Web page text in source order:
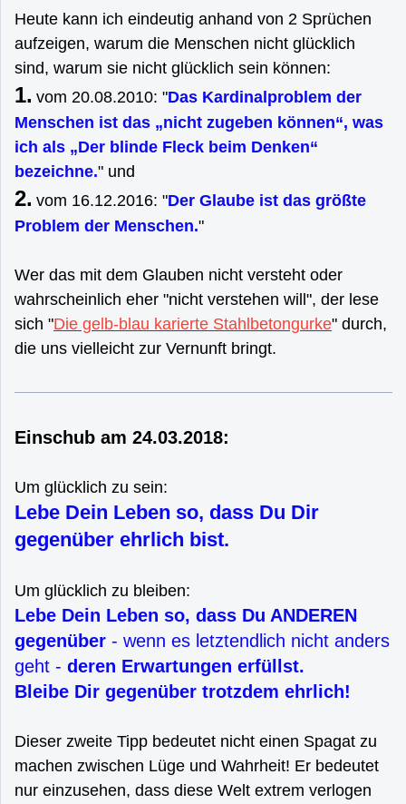
Heute kann ich eindeutig anhand von 2 Sprüchen
aufzeigen, warum die Menschen nicht glücklich
sind, warum sie nicht glücklich sein können:
1. vom 20.08.2010: "Das Kardinalproblem der
Menschen ist das „nicht zugeben können“, was
ich als „Der blinde Fleck beim Denken“
bezeichne." und
2. vom 16.12.2016: "Der Glaube ist das größte
Problem der Menschen."
Wer das mit dem Glauben nicht versteht oder
wahrscheinlich eher "nicht verstehen will", der lese
sich "Die gelb-blau karierte Stahlbetongurke" durch,
die uns vielleicht zur Vernunft bringt.
Einschub am 24.03.2018:
Um glücklich zu sein:
Lebe Dein Leben so, dass Du Dir
gegenüber ehrlich bist.
Um glücklich zu bleiben:
Lebe Dein Leben so, dass Du ANDEREN
gegenüber - wenn es letztendlich nicht anders
geht - deren Erwartungen erfüllst.
Bleibe Dir gegenüber trotzdem ehrlich!
Dieser zweite Tipp bedeutet nicht einen Spagat zu
machen zwischen Lüge und Wahrheit! Er bedeutet
nur einzusehen, dass diese Welt extrem verlogen